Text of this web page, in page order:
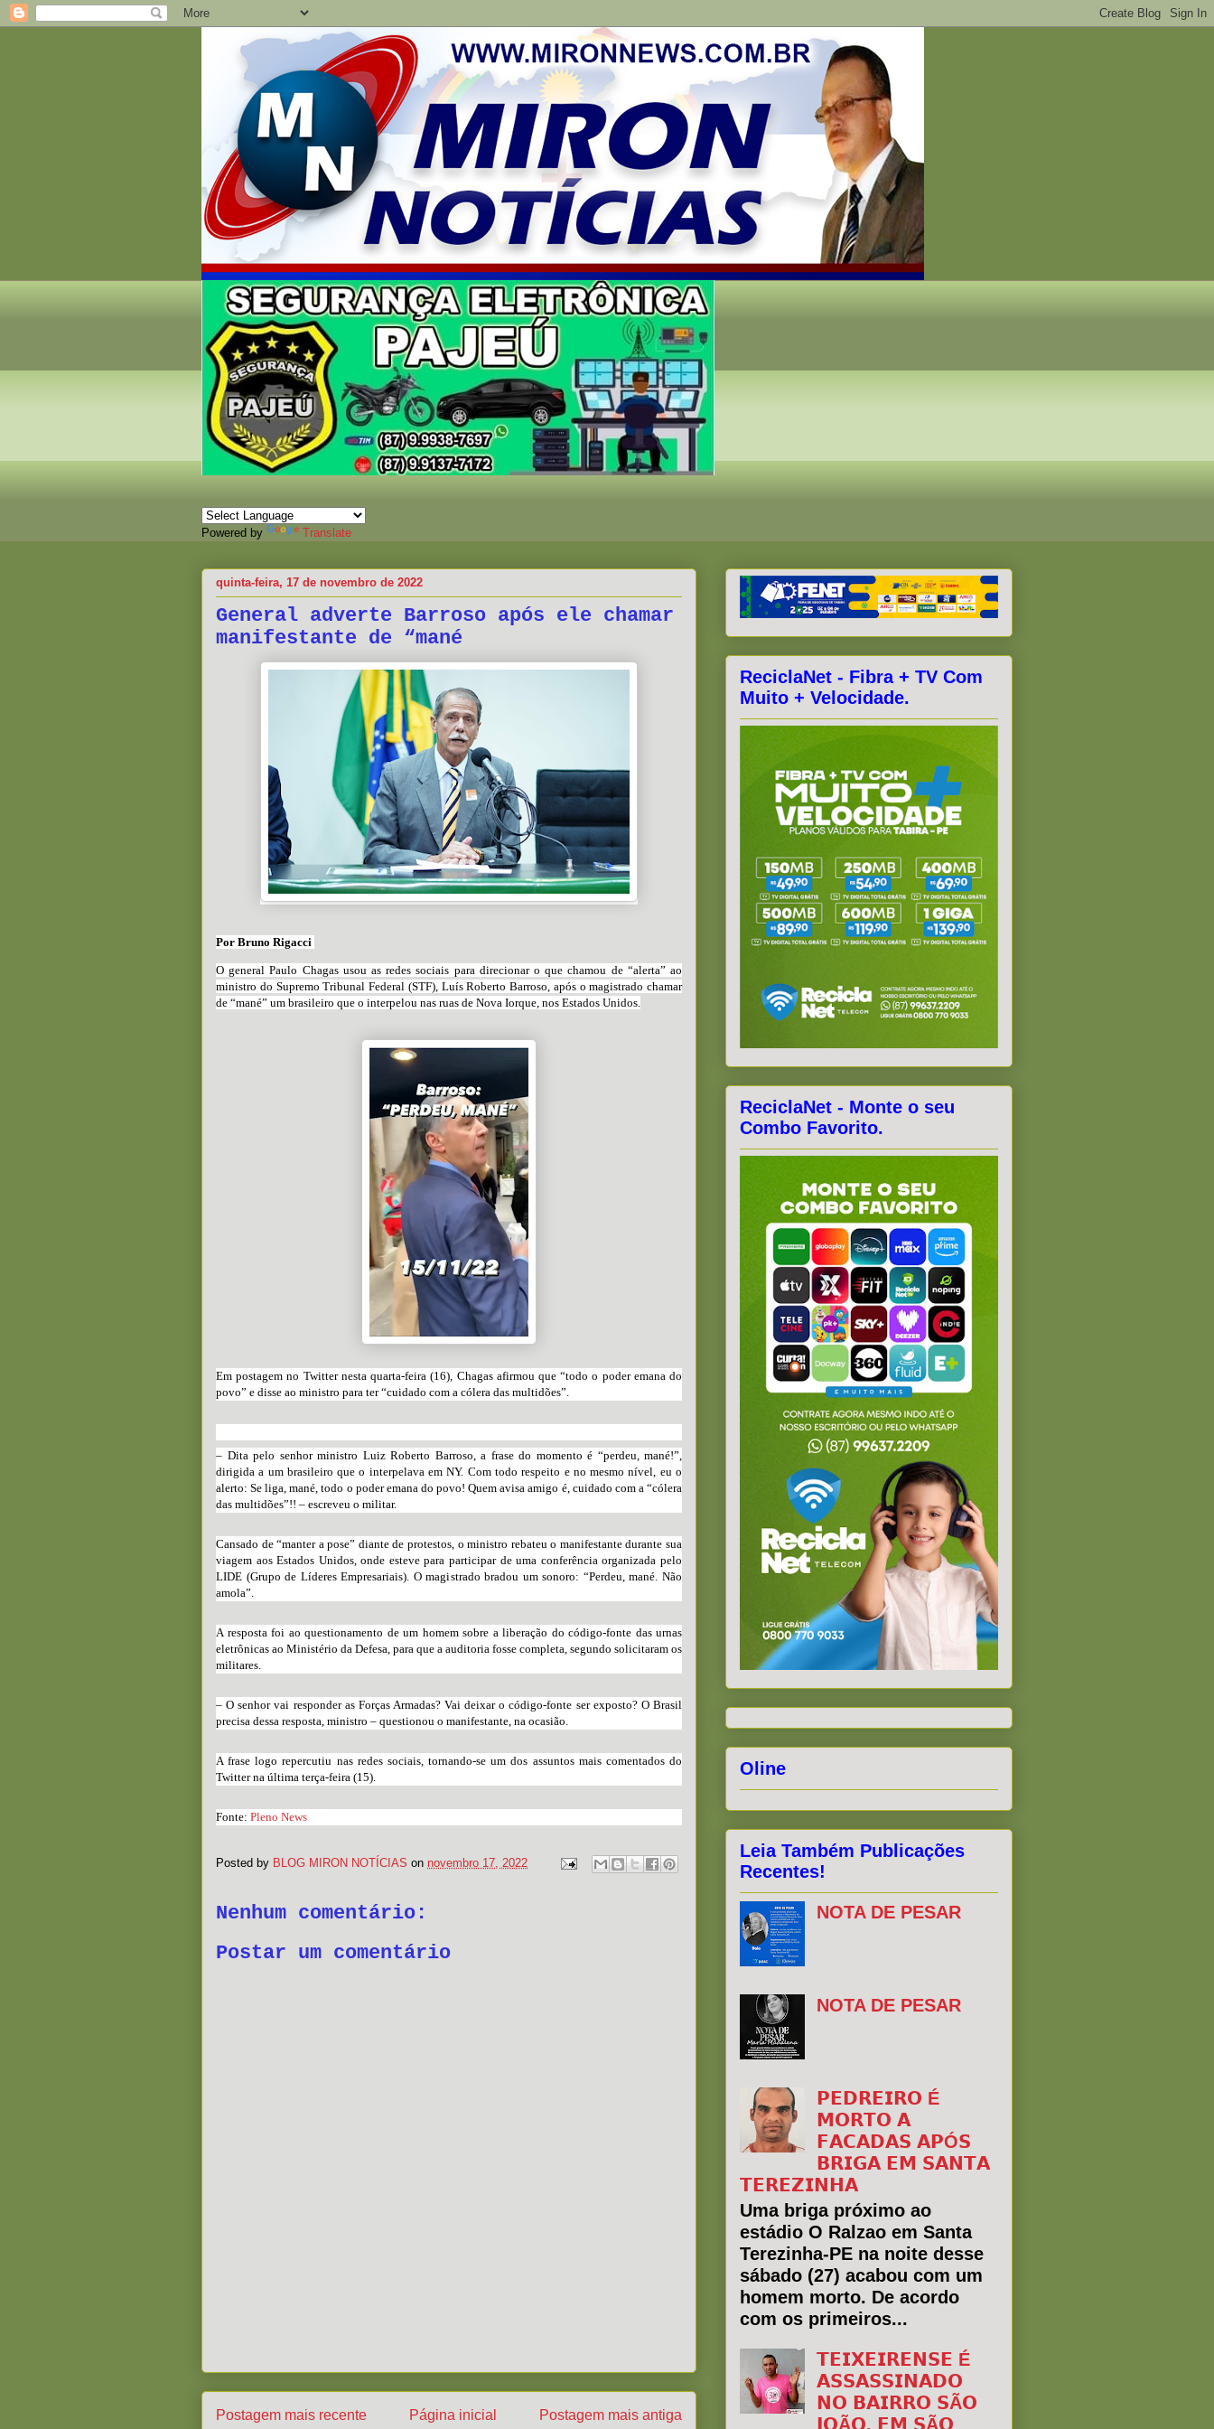
Powered by Translate
quinta-feira, 17 de novembro de 2022
General adverte Barroso após ele chamar
manifestante de “mané
Por Bruno Rigacci
O general Paulo Chagas usou as redes sociais para direcionar o que chamou de “alerta” ao
ministro do Supremo Tribunal Federal (STF), Luís Roberto Barroso, após o magistrado chamar
de “mané” um brasileiro que o interpelou nas ruas de Nova Iorque, nos Estados Unidos.
Em postagem no Twitter nesta quarta-feira (16), Chagas afirmou que “todo o poder emana do
povo” e disse ao ministro para ter “cuidado com a cólera das multidões”.
– Dita pelo senhor ministro Luiz Roberto Barroso, a frase do momento é “perdeu, mané!”,
dirigida a um brasileiro que o interpelava em NY. Com todo respeito e no mesmo nível, eu o
alerto: Se liga, mané, todo o poder emana do povo! Quem avisa amigo é, cuidado com a “cólera
das multidões”!! – escreveu o militar.
Cansado de “manter a pose” diante de protestos, o ministro rebateu o manifestante durante sua
viagem aos Estados Unidos, onde esteve para participar de uma conferência organizada pelo
LIDE (Grupo de Líderes Empresariais). O magistrado bradou um sonoro: “Perdeu, mané. Não
amola”.
A resposta foi ao questionamento de um homem sobre a liberação do código-fonte das urnas
eletrônicas ao Ministério da Defesa, para que a auditoria fosse completa, segundo solicitaram os
militares.
– O senhor vai responder as Forças Armadas? Vai deixar o código-fonte ser exposto? O Brasil
precisa dessa resposta, ministro – questionou o manifestante, na ocasião.
A frase logo repercutiu nas redes sociais, tornando-se um dos assuntos mais comentados do
Twitter na última terça-feira (15).
Fonte: Pleno News
Posted by BLOG MIRON NOTÍCIAS on novembro 17, 2022
Nenhum comentário:
Postar um comentário
Postagem mais recente Postagem mais antiga
Página inicial
ReciclaNet - Fibra + TV Com
Muito + Velocidade.
ReciclaNet - Monte o seu
Combo Favorito.
Oline
Leia Também Publicações
Recentes!
NOTA DE PESAR
NOTA DE PESAR
𝗣𝗘𝗗𝗥𝗘𝗜𝗥𝗢 É
𝗠𝗢𝗥𝗧𝗢 𝗔
𝗙𝗔𝗖𝗔𝗗𝗔𝗦 𝗔𝗣Ó𝗦
𝗕𝗥𝗜𝗚𝗔 𝗘𝗠 𝗦𝗔𝗡𝗧𝗔
𝗧𝗘𝗥𝗘𝗭𝗜𝗡𝗛𝗔
Uma briga próximo ao
estádio O Ralzao em Santa
Terezinha-PE na noite desse
sábado (27) acabou com um
homem morto. De acordo
com os primeiros...
𝗧𝗘𝗜𝗫𝗘𝗜𝗥𝗘𝗡𝗦𝗘 É
𝗔𝗦𝗦𝗔𝗦𝗦𝗜𝗡𝗔𝗗𝗢
𝗡𝗢 𝗕𝗔𝗜𝗥𝗥𝗢 𝗦Ã𝗢
𝗝𝗢Ã𝗢, 𝗘𝗠 𝗦Ã𝗢